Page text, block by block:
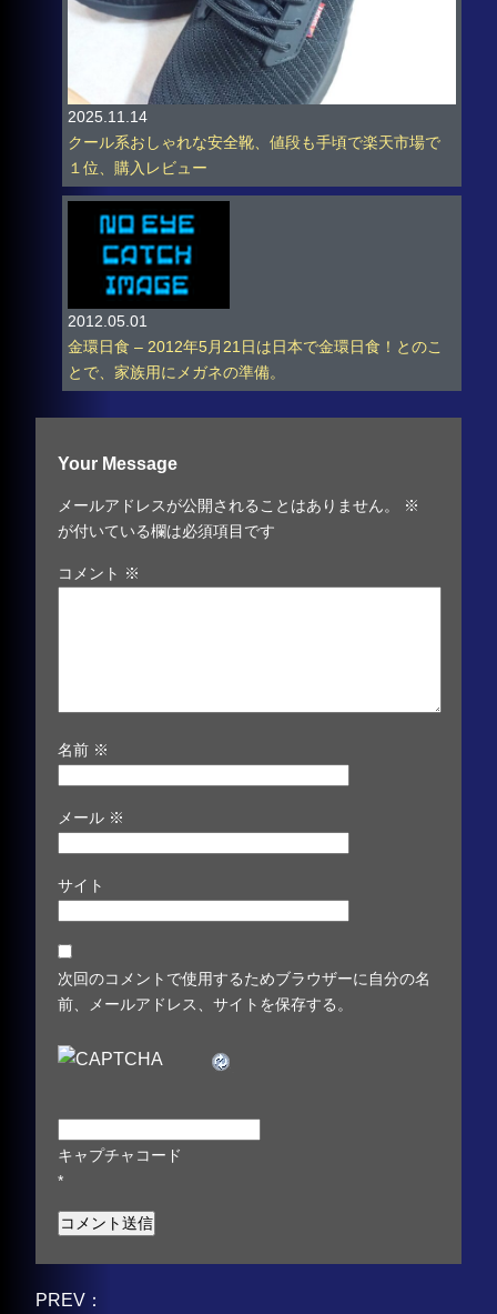
2025.11.14
クール系おしゃれな安全靴、値段も手頃で楽天市場で
１位、購入レビュー
2012.05.01
金環日食 – 2012年5月21日は日本で金環日食！とのこ
とで、家族用にメガネの準備。
Your Message
メールアドレスが公開されることはありません。
※
が付いている欄は必須項目です
コメント ※
名前 ※
メール ※
サイト
次回のコメントで使用するためブラウザーに自分の名
前、メールアドレス、サイトを保存する。
キャプチャコード
*
PREV：